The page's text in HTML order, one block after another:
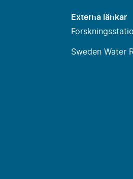
Externa länkar
Sweden Water